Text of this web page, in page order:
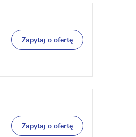
Zapytaj o ofertę
Zapytaj o ofertę